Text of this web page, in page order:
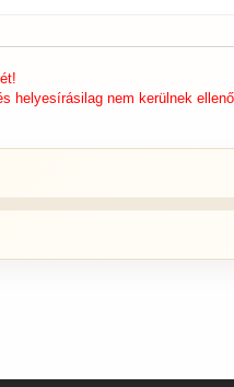
helyesírásilag nem kerülnek